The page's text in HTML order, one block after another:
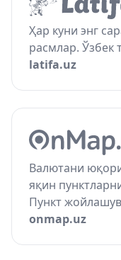
Ҳар куни энг
расмлар. Ўзбек
latifa.uz
Валютани
яқин
Пункт
onmap.uz